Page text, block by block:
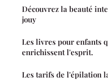
Découvrez la beauté
jouy
Les livres pour enfants
enrichissent l'esprit.
Les tarifs de l'épilation